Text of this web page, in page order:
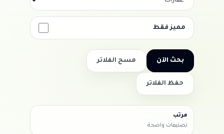
مميز فقط
بحث الآن مسح الفلاتر
حفظ الفلاتر
مرتب
تصنيفات واضحة